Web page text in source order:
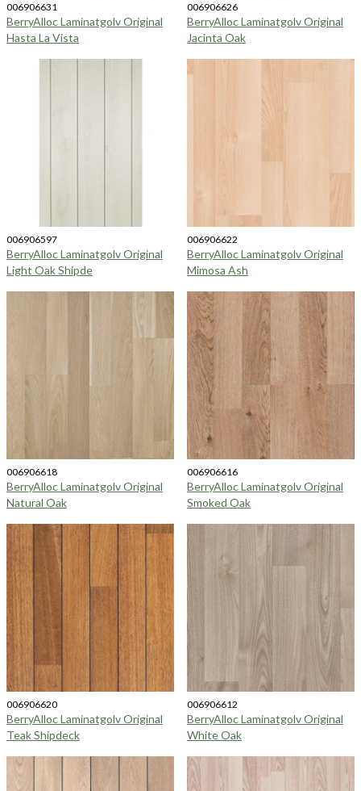
006906631
BerryAlloc Laminatgolv Original
Hasta La Vista
006906626
BerryAlloc Laminatgolv Original
Jacinta Oak
006906597
BerryAlloc Laminatgolv Original
Light Oak Shipde
006906622
BerryAlloc Laminatgolv Original
Mimosa Ash
006906618
BerryAlloc Laminatgolv Original
Natural Oak
006906616
BerryAlloc Laminatgolv Original
Smoked Oak
006906620
BerryAlloc Laminatgolv Original
Teak Shipdeck
006906612
BerryAlloc Laminatgolv Original
White Oak